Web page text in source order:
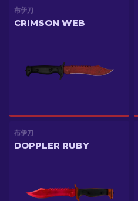
布伊刀
CRIMSON WEB
布伊刀
DOPPLER RUBY